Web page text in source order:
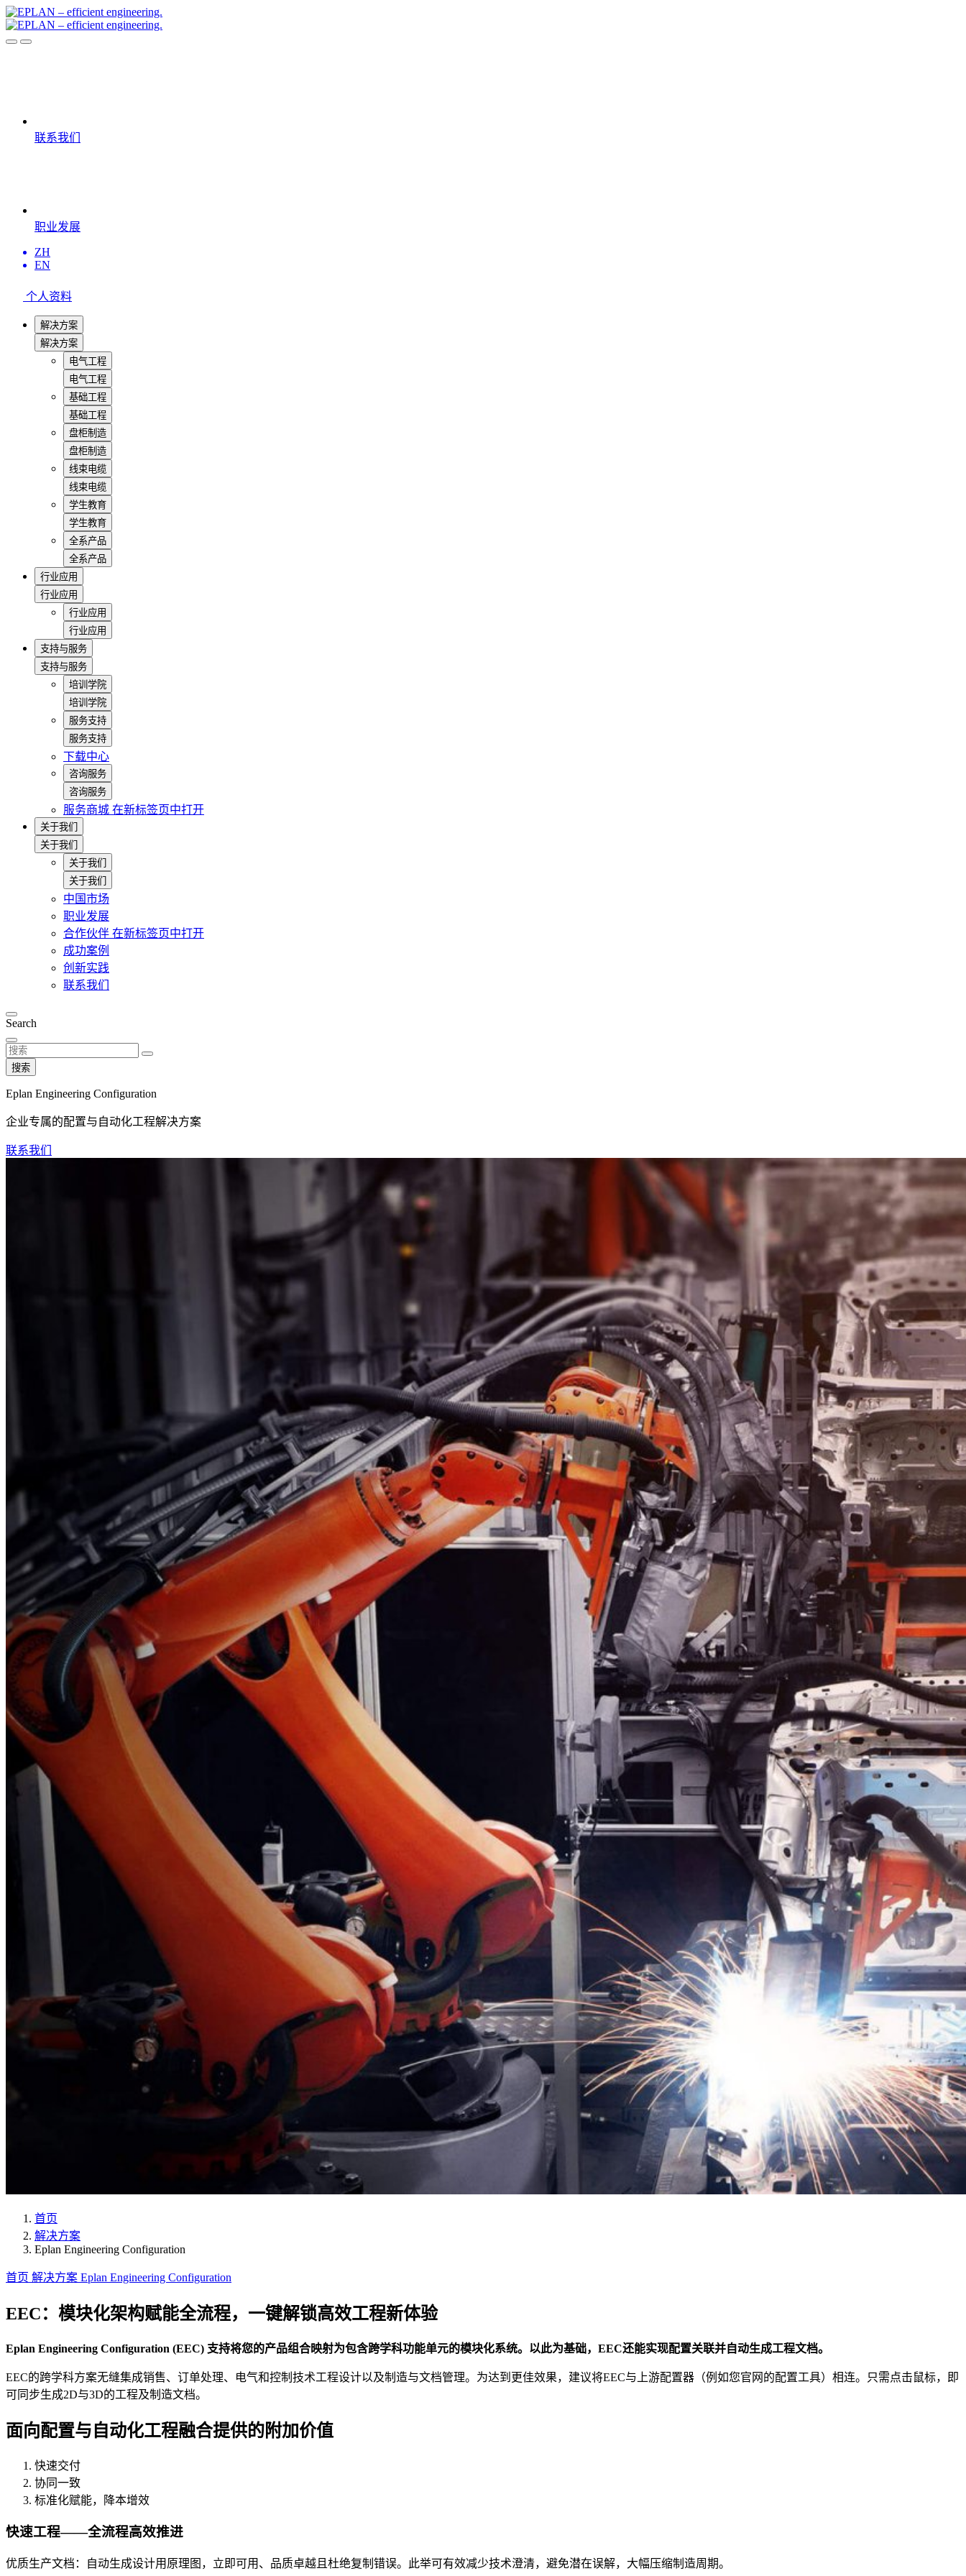
联系我们
职业发展
ZH
EN
个人资料
解决方案
解决方案
电气工程
电气工程
基础工程
基础工程
盘柜制造
盘柜制造
线束电缆
线束电缆
学生教育
学生教育
全系产品
全系产品
行业应用
行业应用
行业应用
行业应用
支持与服务
支持与服务
培训学院
培训学院
服务支持
服务支持
下载中心
咨询服务
咨询服务
服务商城 在新标签页中打开
关于我们
关于我们
关于我们
关于我们
中国市场
职业发展
合作伙伴 在新标签页中打开
成功案例
创新实践
联系我们
Search
搜索
Eplan Engineering Configuration
企业专属的配置与自动化工程解决方案
联系我们
首页
解决方案
Eplan Engineering Configuration
首页 解决方案 Eplan Engineering Configuration
EEC：模块化架构赋能全流程，一键解锁高效工程新体验
Eplan Engineering Configuration (EEC) 支持将您的产品组合映射为包含跨学科功能单元的模块化系统。以此为基础，EEC还能实现配置关联并自动生成工程文档。
EEC的跨学科方案无缝集成销售、订单处理、电气和控制技术工程设计以及制造与文档管理。为达到更佳效果，建议将EEC与上游配置器（例如您官网的配置工具）相连。只需点击鼠标，即
可同步生成2D与3D的工程及制造文档。
面向配置与自动化工程融合提供的附加价值
快速交付
协同一致
标准化赋能，降本增效
快速工程——全流程高效推进
优质生产文档：自动生成设计用原理图，立即可用、品质卓越且杜绝复制错误。此举可有效减少技术澄清，避免潜在误解，大幅压缩制造周期。